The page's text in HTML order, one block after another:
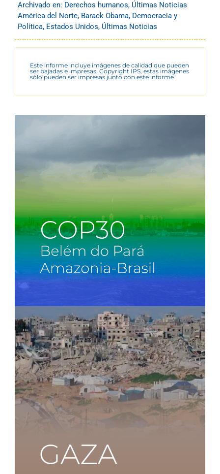
Archivado en: Derechos humanos, Últimas Noticias
América del Norte, Barack Obama, Democracia y
Política, Estados Unidos, Últimas Noticias
Este informe incluye imágenes de calidad que pueden
ser bajadas e impresas. Copyright IPS, estas imágenes
sólo pueden ser impresas junto con este informe